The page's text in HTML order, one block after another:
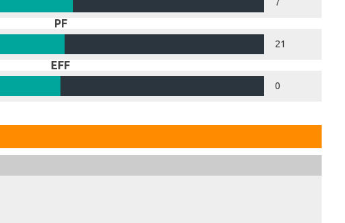
PF
21
EFF
0